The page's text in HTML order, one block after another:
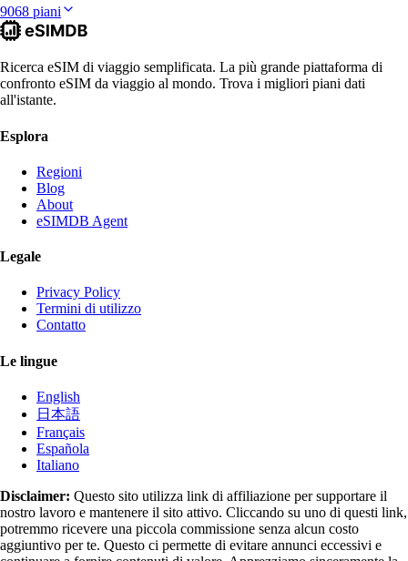
9068 piani
Ricerca eSIM di viaggio semplificata. La più grande piattaforma di
confronto eSIM da viaggio al mondo. Trova i migliori piani dati
all'istante.
Esplora
Regioni
Blog
About
eSIMDB Agent
Legale
Privacy Policy
Termini di utilizzo
Contatto
Le lingue
English
日本語
Français
Española
Italiano
Disclaimer: Questo sito utilizza link di affiliazione per supportare il
nostro lavoro e mantenere il sito attivo. Cliccando su uno di questi link,
potremmo ricevere una piccola commissione senza alcun costo
aggiuntivo per te. Questo ci permette di evitare annunci eccessivi e